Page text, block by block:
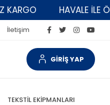
HAVALE İLE
İletişim
GİRİŞ YAP
TEKSTİL EKİPMANLARI